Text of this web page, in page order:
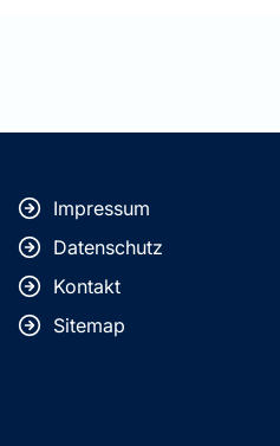
Impressum
Datenschutz
Kontakt
Sitemap